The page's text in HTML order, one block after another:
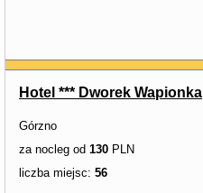
Hotel *** Dworek Wapionka
Górzno
za nocleg od 130 PLN
liczba miejsc: 56